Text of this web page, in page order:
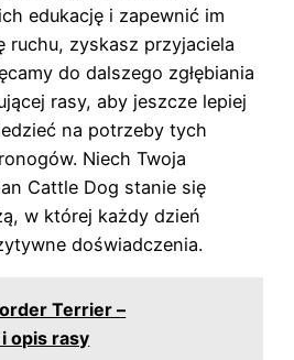
edukację i zapewnić im
ruchu, zyskasz przyjaciela
do dalszego zgłębiania
rasy, aby jeszcze lepiej
na potrzeby tych
Niech Twoja
Cattle Dog stanie się
w której każdy dzień
doświadczenia.
Terrier –
opis rasy